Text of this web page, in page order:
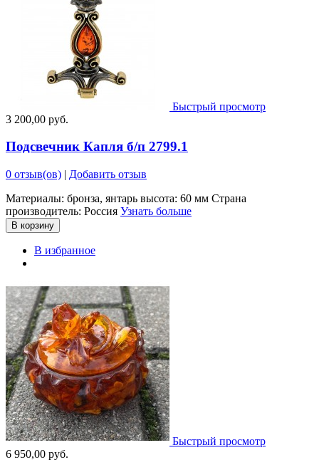
Быстрый просмотр
3 200,00 руб.
Подсвечник Капля б/п 2799.1
0 отзыв(ов) | Добавить отзыв
Материалы: бронза, янтарь высота: 60 мм Страна
производитель: Россия Узнать больше
В корзину
В избранное
Быстрый просмотр
6 950,00 руб.